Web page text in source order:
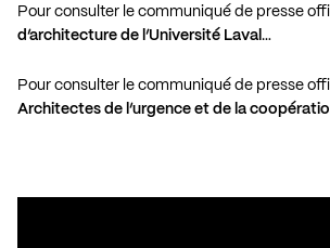
Pour consulter le communiqué de presse
d’architecture de l’Université Laval …
Pour consulter le communiqué de presse
Architectes de l’urgence et de la